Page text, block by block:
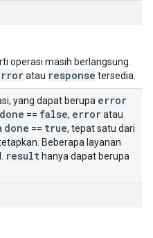
operasi masih berlangsung.
atau response tersedia.
yang dapat berupa error
done == false, erroratau
done == true, tepat satu dari
Beberapa layanan
result hanya dapat berupa